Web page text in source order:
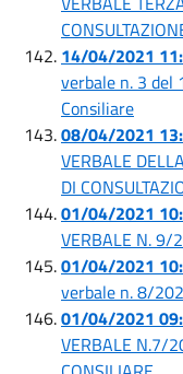
14/04/2021
verbale n. 3 del
Consiliare
08/04/2021
VERBALE
DI
01/04/2021
VERBALE N. 9/
01/04/2021
verbale n. 8/
01/04/2021
VERBALE N.7/